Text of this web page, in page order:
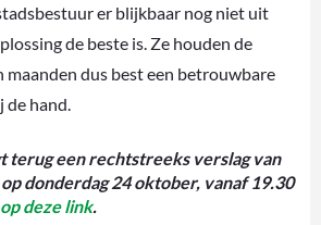
er blijkbaar nog niet uit
de beste is. Ze houden de
maanden dus best een betrouwbare
de hand.
terug een rechtstreeks verslag van
donderdag 24 oktober, vanaf 19.30
deze link.